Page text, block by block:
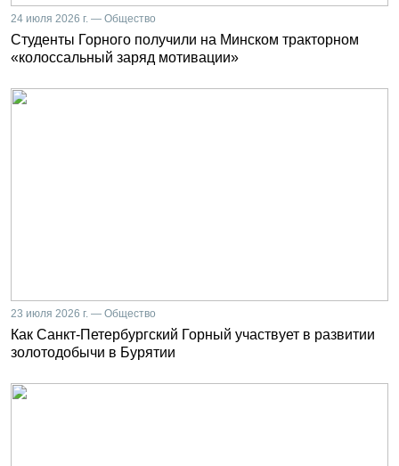
24 июля 2026 г. — Общество
Студенты Горного получили на Минском тракторном
«колоссальный заряд мотивации»
23 июля 2026 г. — Общество
Как Санкт-Петербургский Горный участвует в развитии
золотодобычи в Бурятии